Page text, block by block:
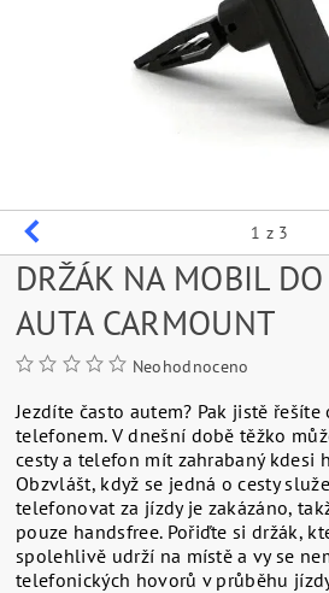
1 z 3
DRŽÁK NA MOBIL
AUTA CARMOUNT
Neohodnoceno
Jezdíte často autem? Pak jistě řešíte
telefonem. V dnešní době těžko
cesty a telefon mít zahrabaný kdesi
Obzvlášt, když se jedná o cesty
telefonovat za jízdy je zakázáno,
pouze handsfree. Pořiďte si držák,
spolehlivě udrží na místě a vy se
telefonických hovorů v průběhu